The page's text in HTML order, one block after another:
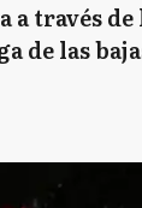
través
de las